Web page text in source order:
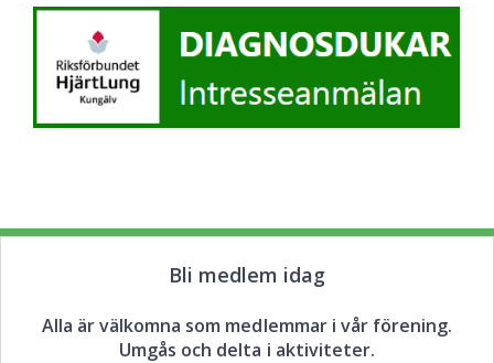
Bli medlem idag
Alla är välkomna som medlemmar i vår förening.
Umgås och delta i aktiviteter.